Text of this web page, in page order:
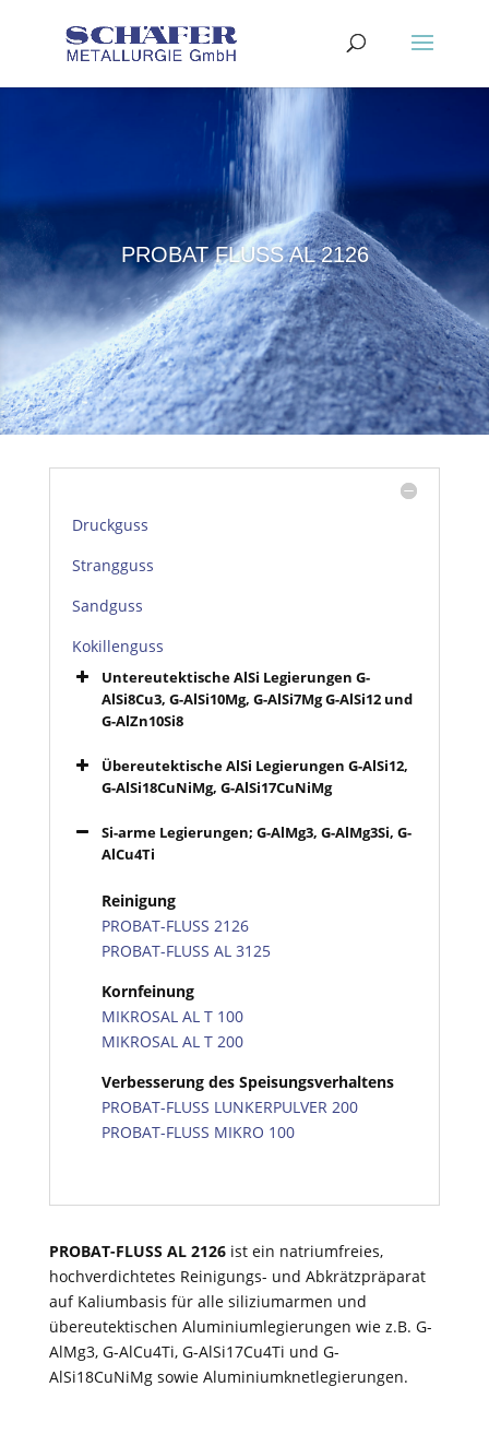
PROBAT FLUSS AL 2126
Druckguss
Strangguss
Sandguss
Kokillenguss
Untereutektische AlSi Legierungen G-
AlSi8Cu3, G-AlSi10Mg, G-AlSi7Mg G-AlSi12 und
G-AlZn10Si8
Übereutektische AlSi Legierungen G-AlSi12,
G-AlSi18CuNiMg, G-AlSi17CuNiMg
Si-arme Legierungen; G-AlMg3, G-AlMg3Si, G-
AlCu4Ti
Reinigung
PROBAT-FLUSS 2126
PROBAT-FLUSS AL 3125
Kornfeinung
MIKROSAL AL T 100
MIKROSAL AL T 200
Verbesserung des Speisungsverhaltens
PROBAT-FLUSS LUNKERPULVER 200
PROBAT-FLUSS MIKRO 100
PROBAT-FLUSS AL 2126ist ein natriumfreies,
hochverdichtetes Reinigungs- und Abkrätzpräparat
auf Kaliumbasis für alle siliziumarmen und
übereutektischen Aluminiumlegierungen wie z.B. G-
AlMg3, G-AlCu4Ti, G-AlSi17Cu4Ti und G-
AlSi18CuNiMg sowie Aluminiumknetlegierungen.